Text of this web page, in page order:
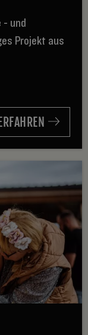
- und
Projekt aus